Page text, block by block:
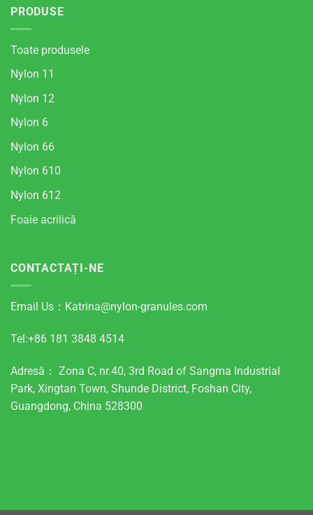
PRODUSE
Toate produsele
Nylon 11
Nylon 12
Nylon 6
Nylon 66
Nylon 610
Nylon 612
Foaie acrilică
CONTACTAȚI-NE
Email Us： Katrina@nylon-granules.com
Tel:+86 181 3848 4514
Adresă： Zona C, nr.40, 3rd Road of Sangma Industrial
Park, Xingtan Town, Shunde District, Foshan City,
Guangdong, China 528300